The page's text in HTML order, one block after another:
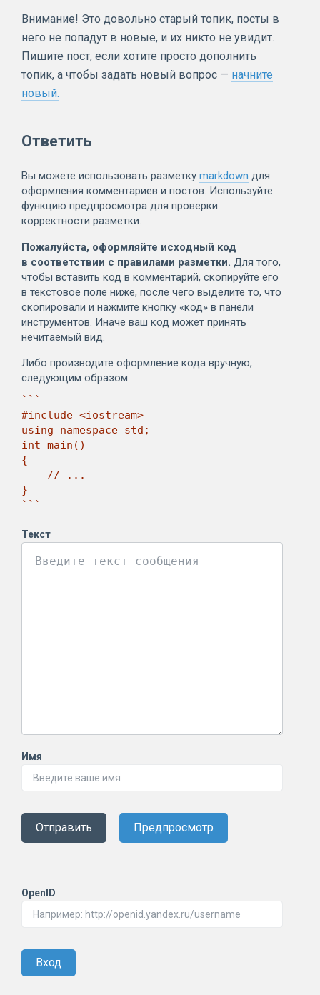
Внимание! Это довольно старый топик, посты в
него не попадут в новые, и их никто не увидит.
Пишите пост, если хотите просто дополнить
топик, а чтобы задать новый вопрос — начните
новый.
Ответить
Вы можете использовать разметку markdown для
оформления комментариев и постов. Используйте
функцию предпросмотра для проверки
корректности разметки.
Пожалуйста, оформляйте исходный код
в соответствии с правилами разметки. Для того,
чтобы вставить код в комментарий, скопируйте его
в текстовое поле ниже, после чего выделите то, что
скопировали и нажмите кнопку «код» в панели
инструментов. Иначе ваш код может принять
нечитаемый вид.
Либо производите оформление кода вручную,
следующим образом:
```
#include <iostream>
using namespace std;
int main()
{
}
```
Текст
Имя
Отправить Предпросмотр
OpenID
Вход